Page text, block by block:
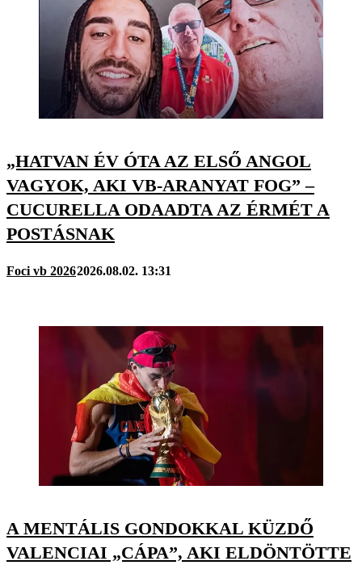
„HATVAN ÉV ÓTA AZ ELSŐ ANGOL
VAGYOK, AKI VB-ARANYAT FOG” –
CUCURELLA ODAADTA AZ ÉRMÉT A
POSTÁSNAK
Foci vb 20262026.08.02. 13:31
A MENTÁLIS GONDOKKAL KÜZDŐ
VALENCIAI „CÁPA”, AKI ELDÖNTÖTTE